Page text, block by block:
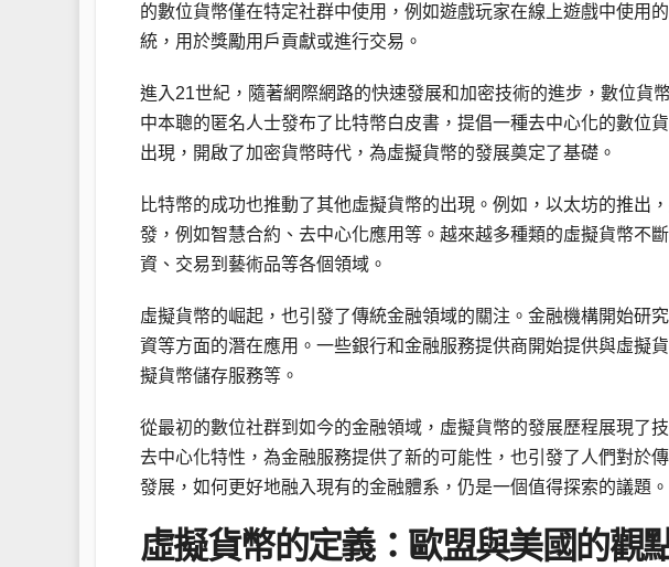
的數位貨幣僅在特定社群中使用，例如遊戲玩家在線上遊戲中使用
統，用於獎勵用戶貢獻或進行交易。
進入21世紀，隨著網際網路的快速發展和加密技術的進步，數位貨
中本聰的匿名人士發布了比特幣白皮書，提倡一種去中心化的數位
出現，開啟了加密貨幣時代，為虛擬貨幣的發展奠定了基礎。
比特幣的成功也推動了其他虛擬貨幣的出現。例如，以太坊的推出
發，例如智慧合約、去中心化應用等。越來越多種類的虛擬貨幣不
資、交易到藝術品等各個領域。
虛擬貨幣的崛起，也引發了傳統金融領域的關注。金融機構開始研
資等方面的潛在應用。一些銀行和金融服務提供商開始提供與虛擬
擬貨幣儲存服務等。
從最初的數位社群到如今的金融領域，虛擬貨幣的發展歷程展現了
去中心化特性，為金融服務提供了新的可能性，也引發了人們對於
發展，如何更好地融入現有的金融體系，仍是一個值得探索的議題。
虛擬貨幣的定義：歐盟與美國的觀